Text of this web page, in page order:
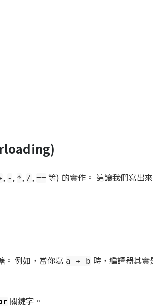
, - , *, /, == 等) 的實作。 這讓我們寫出
。 例如，當你寫 a + b 時，編譯器其實
關鍵字。